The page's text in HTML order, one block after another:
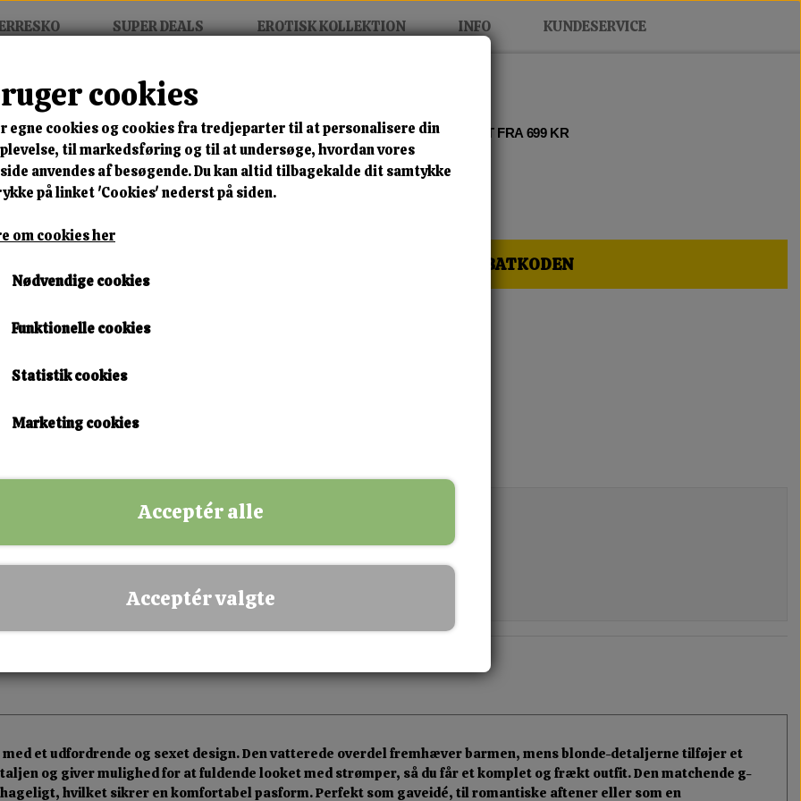
SUPER DEALS EROTISK KOLLEKTION INFO KUNDESERVICE
Sæt
MIX FRIT • KØB 3 BETAL FOR 2 • FRI FRAGT FRA 699 KR
Corsage Sæt
🎁 SPAR 10 % – KLIK HER OG FÅ RABATKODEN
519,00 kr.
M/80B
✅ Fysisk butik i Esbjerg
✅ Sikker betaling
et udfordrende og sexet design. Den vatterede overdel fremhæver barmen, mens blonde-detaljerne tilføjer et
og giver mulighed for at fuldende looket med strømper, så du får et komplet og frækt outfit. Den matchende g-
hvilket sikrer en komfortabel pasform. Perfekt som gaveidé, til romantiske aftener eller som en
cookies
egne cookies og cookies fra tredjeparter til at personalisere din
til markedsføring og til at undersøge, hvordan vores
anvendes af besøgende. Du kan altid tilbagekalde dit samtykke
på linket 'Cookies' nederst på siden.
om cookies her
Nødvendige cookies
Funktionelle cookies
Statistik cookies
Marketing cookies
Acceptér alle
Acceptér valgte